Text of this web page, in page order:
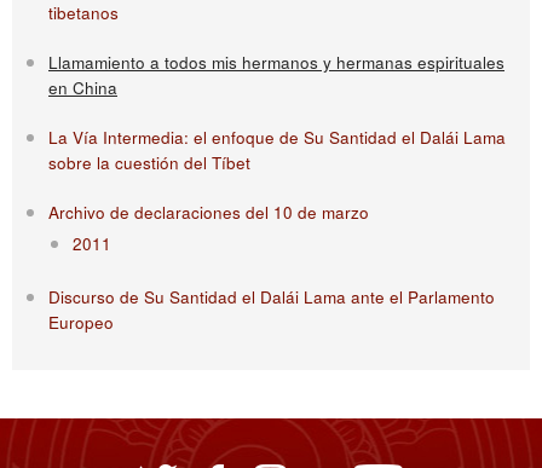
tibetanos
Llamamiento a todos mis hermanos y hermanas espirituales
en China
La Vía Intermedia: el enfoque de Su Santidad el Dalái Lama
sobre la cuestión del Tíbet
Archivo de declaraciones del 10 de marzo
2011
Discurso de Su Santidad el Dalái Lama ante el Parlamento
Europeo